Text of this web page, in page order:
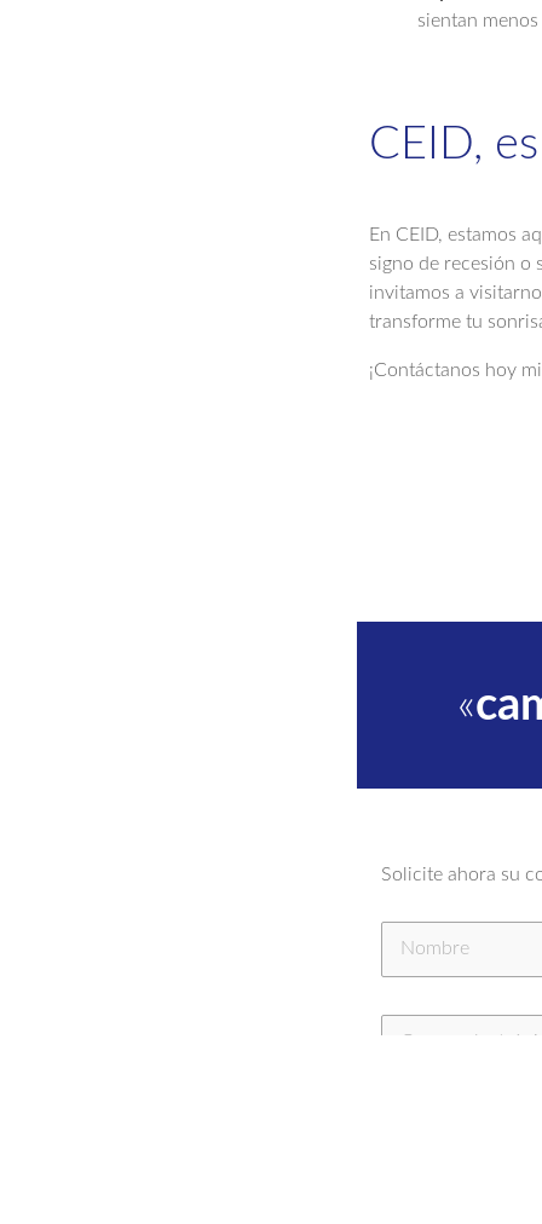
sientan
CEID,
En CEID, estamos
signo de recesión o
invitamos a
transforme tu
¡Contáctanos hoy
«
Solicite ahora su